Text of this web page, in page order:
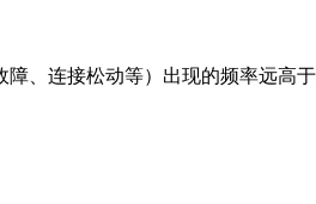
、连接松动等）出现的频率远高